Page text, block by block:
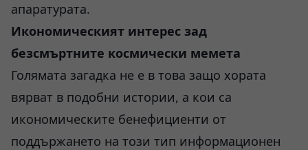
апаратурата.
Икономическият интерес зад
безсмъртните космически мемета
Голямата загадка не е в това защо хората
вярват в подобни истории, а кои са
икономическите бенефициенти от
поддържането на този тип информационен